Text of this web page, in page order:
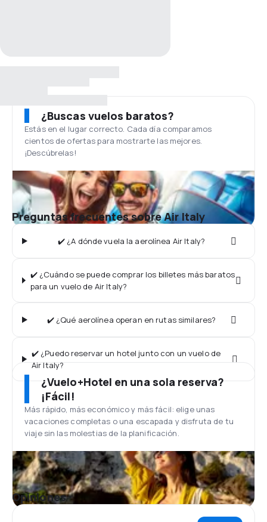
¿Buscas vuelos baratos?
Estás en el lugar correcto. Cada día comparamos
cientos de ofertas para mostrarte las mejores.
¡Descúbrelas!
Preguntas frecuentes sobre Air Italy
✔️ ¿A dónde vuela la aerolínea Air Italy?
✔️ ¿Cuándo se puede comprar los billetes más baratos
para un vuelo de Air Italy?
✔️ ¿Qué aerolínea operan en rutas similares?
✔️ ¿Puedo reservar un hotel junto con un vuelo de
Air Italy?
¿Vuelo+Hotel en una sola reserva?
¡Fácil!
Más rápido, más económico y más fácil: elige unas
vacaciones completas o una escapada y disfruta de tu
viaje sin las molestias de la planificación.
Opiniones